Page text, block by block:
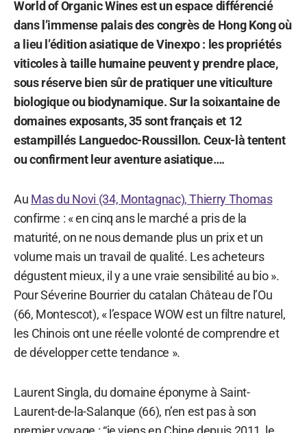
World of Organic Wines est un espace différencié
dans l’immense palais des congrès de Hong Kong où
a lieu l’édition asiatique de Vinexpo : les propriétés
viticoles à taille humaine peuvent y prendre place,
sous réserve bien sûr de pratiquer une viticulture
biologique ou biodynamique. Sur la soixantaine de
domaines exposants, 35 sont français et 12
estampillés Languedoc-Roussillon. Ceux-là tentent
ou confirment leur aventure asiatique….
Au Mas du Novi (34, Montagnac), Thierry Thomas
confirme : « en cinq ans le marché a pris de la
maturité, on ne nous demande plus un prix et un
volume mais un travail de qualité. Les acheteurs
dégustent mieux, il y a une vraie sensibilité au bio ».
Pour Séverine Bourrier du catalan Château de l’Ou
(66, Montescot), « l’espace WOW est un filtre naturel,
les Chinois ont une réelle volonté de comprendre et
de développer cette tendance ».
Laurent Singla, du domaine éponyme à Saint-
Laurent-de-la-Salanque (66), n’en est pas à son